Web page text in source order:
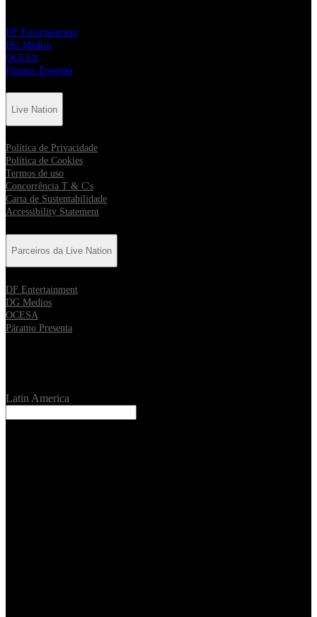
DF Entertainment
DG Medios
OCESA
Páramo Presenta
Live Nation
Política de Privacidade
Política de Cookies
Termos de uso
Concorrência T & C's
Carta de Sustentabilidade
Accessibility Statement
Parceiros da Live Nation
DF Entertainment
DG Medios
OCESA
Páramo Presenta
Latin America